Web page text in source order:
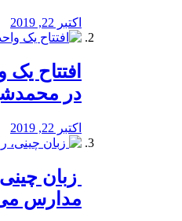
اکتبر 22, 2019
افتتاح
در
اکتبر 22, 2019
زبان
مدارس